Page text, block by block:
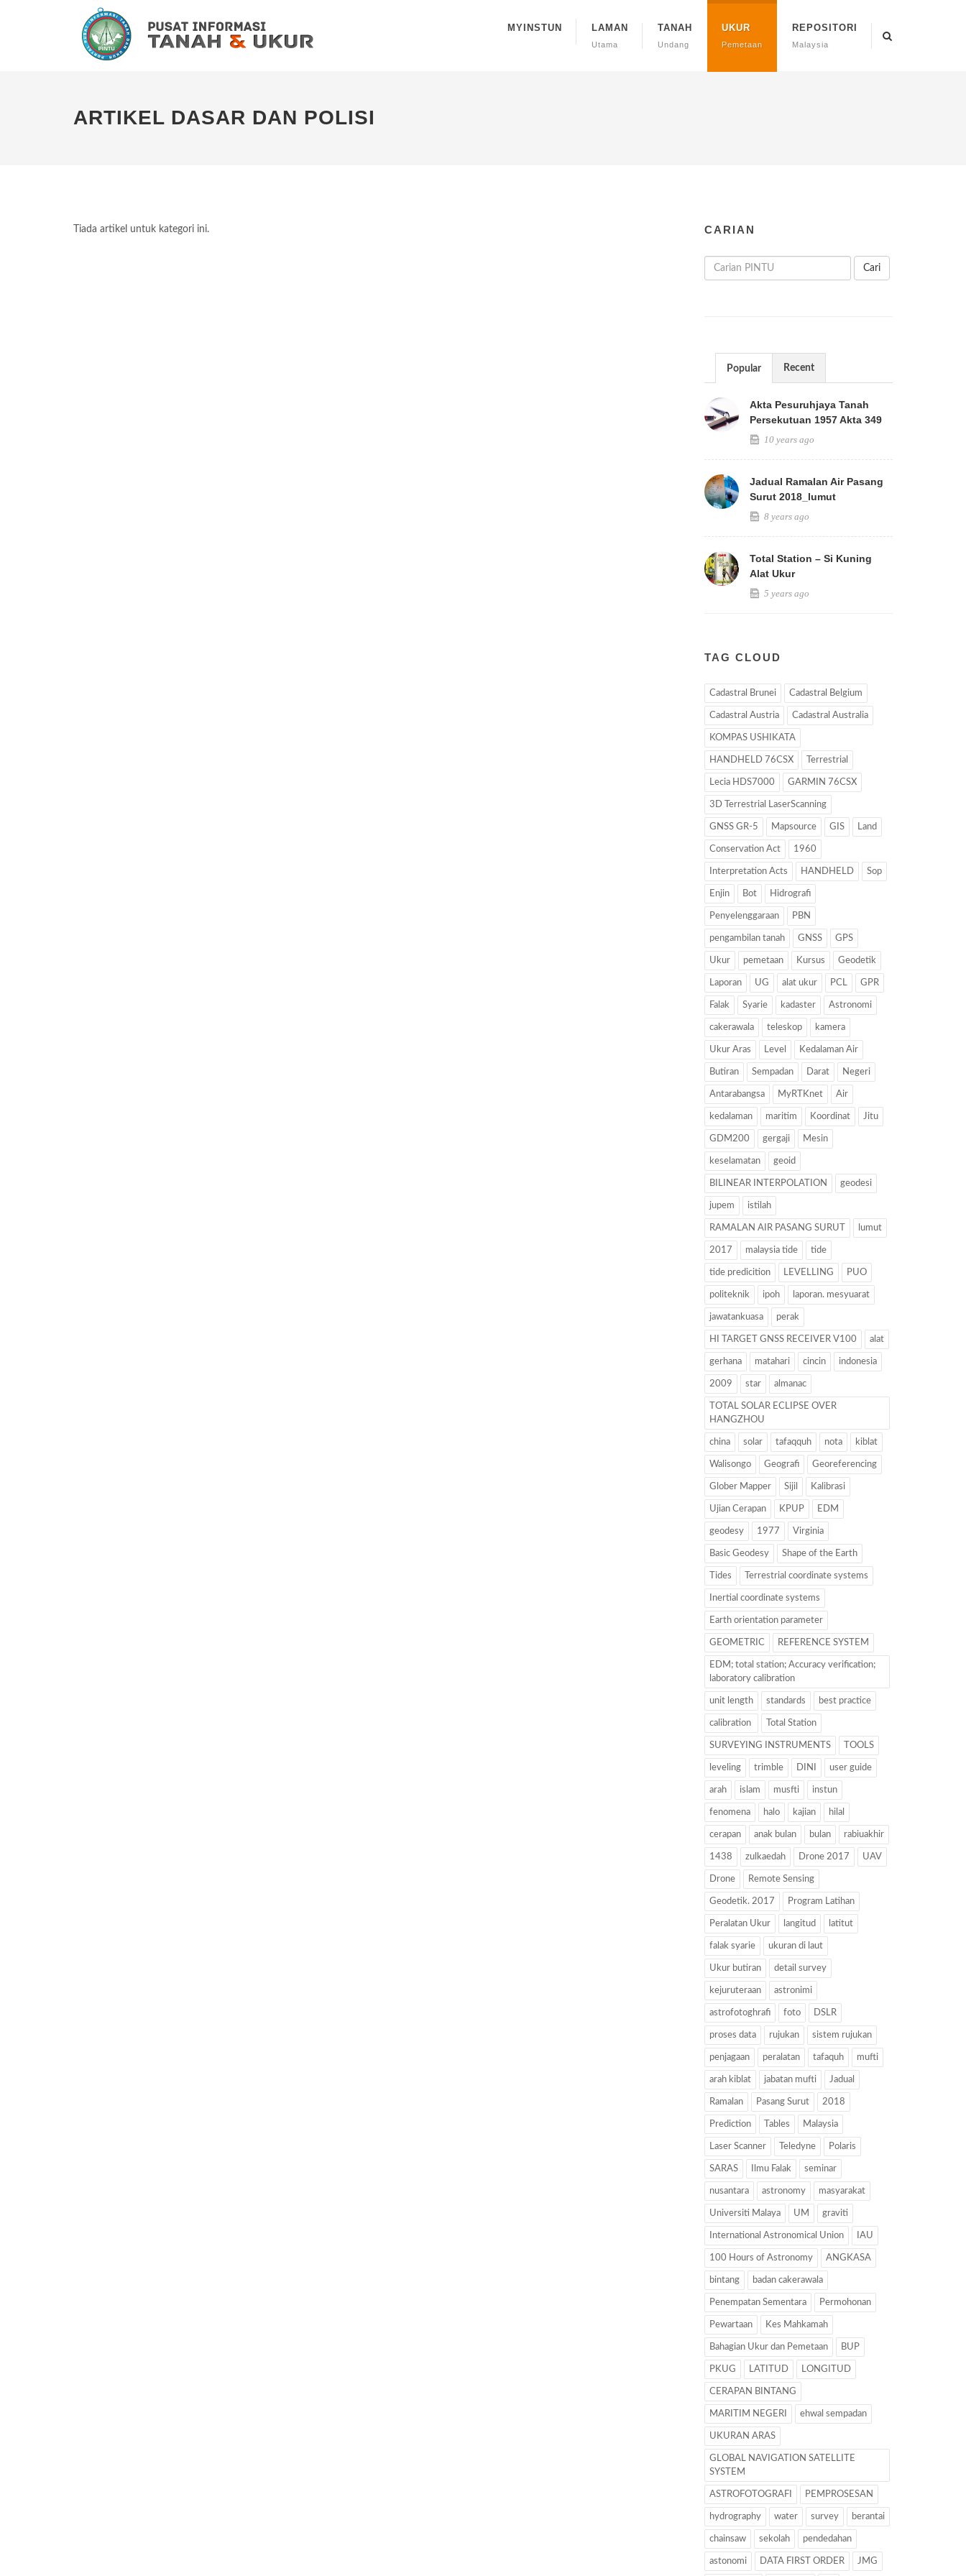
MYINSTUN LAMAN
Utama
TANAH
Undang
UKUR
Pemetaan
REPOSITORI
Malaysia
ARTIKEL DASAR DAN POLISI
Tiada artikel untuk kategori ini. CARIAN
Cari
Popular Recent
Akta Pesuruhjaya Tanah
Persekutuan 1957 Akta 349
10 years ago
Jadual Ramalan Air Pasang
Surut 2018_lumut
8 years ago
Total Station – Si Kuning
Alat Ukur
5 years ago
TAG CLOUD
Cadastral Brunei Cadastral Belgium
Cadastral Austria Cadastral Australia
KOMPAS USHIKATA
HANDHELD 76CSX Terrestrial
Lecia HDS7000 GARMIN 76CSX
3D Terrestrial LaserScanning
GNSS GR-5 Mapsource GIS Land
Conservation Act 1960
Interpretation Acts HANDHELD Sop
Enjin Bot Hidrografi
Penyelenggaraan PBN
pengambilan tanah GNSS GPS
Ukur pemetaan Kursus Geodetik
Laporan UG alat ukur PCL GPR
Falak Syarie kadaster Astronomi
cakerawala teleskop kamera
Ukur Aras Level Kedalaman Air
Butiran Sempadan Darat Negeri
Antarabangsa MyRTKnet Air
kedalaman maritim Koordinat Jitu
GDM200 gergaji Mesin
keselamatan geoid
BILINEAR INTERPOLATION geodesi
jupem istilah
RAMALAN AIR PASANG SURUT lumut
2017 malaysia tide tide
tide predicition LEVELLING PUO
politeknik ipoh laporan. mesyuarat
jawatankuasa perak
HI TARGET GNSS RECEIVER V100 alat
gerhana matahari cincin indonesia
2009 star almanac
TOTAL SOLAR ECLIPSE OVER
HANGZHOU
china solar tafaqquh nota kiblat
Walisongo Geografi Georeferencing
Glober Mapper Sijil Kalibrasi
Ujian Cerapan KPUP EDM
geodesy 1977 Virginia
Basic Geodesy Shape of the Earth
Tides Terrestrial coordinate systems
Inertial coordinate systems
Earth orientation parameter
GEOMETRIC REFERENCE SYSTEM
EDM; total station; Accuracy verification;
laboratory calibration
unit length standards best practice
calibration Total Station
SURVEYING INSTRUMENTS TOOLS
leveling trimble DINI user guide
arah islam musfti instun
fenomena halo kajian hilal
cerapan anak bulan bulan rabiuakhir
1438 zulkaedah Drone 2017 UAV
Drone Remote Sensing
Geodetik. 2017 Program Latihan
Peralatan Ukur langitud latitut
falak syarie ukuran di laut
Ukur butiran detail survey
kejuruteraan astronimi
astrofotoghrafi foto DSLR
proses data rujukan sistem rujukan
penjagaan peralatan tafaquh mufti
arah kiblat jabatan mufti Jadual
Ramalan Pasang Surut 2018
Prediction Tables Malaysia
Laser Scanner Teledyne Polaris
SARAS Ilmu Falak seminar
nusantara astronomy masyarakat
Universiti Malaya UM graviti
International Astronomical Union IAU
100 Hours of Astronomy ANGKASA
bintang badan cakerawala
Penempatan Sementara Permohonan
Pewartaan Kes Mahkamah
Bahagian Ukur dan Pemetaan BUP
PKUG LATITUD LONGITUD
CERAPAN BINTANG
MARITIM NEGERI ehwal sempadan
UKURAN ARAS
GLOBAL NAVIGATION SATELLITE
SYSTEM
ASTROFOTOGRAFI PEMPROSESAN
hydrography water survey berantai
chainsaw sekolah pendedahan
astonomi DATA FIRST ORDER JMG